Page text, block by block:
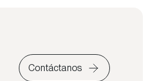
Contáctanos